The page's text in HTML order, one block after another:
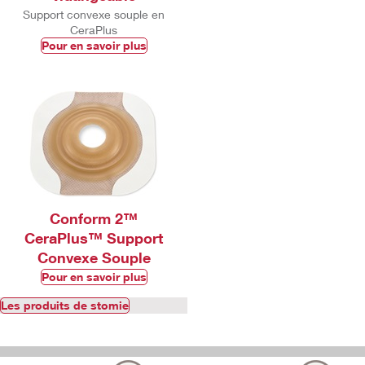
Support convexe souple en
CeraPlus
Pour en savoir plus
Conform 2™
CeraPlus™ Support
Convexe Souple
Pour en savoir plus
Les produits de stomie